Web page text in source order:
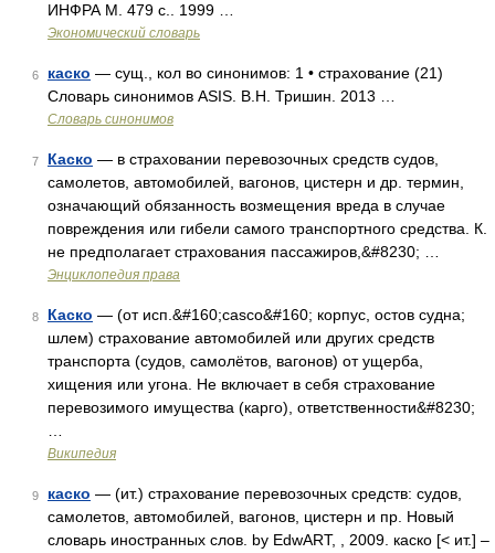
ИНФРА М. 479 с.. 1999 …
Экономический словарь
6 каско — сущ., кол во синонимов: 1 • страхование (21)
Словарь синонимов ASIS. В.Н. Тришин. 2013 …
Словарь синонимов
7 Каско — в страховании перевозочных средств судов,
самолетов, автомобилей, вагонов, цистерн и др. термин,
означающий обязанность возмещения вреда в случае
повреждения или гибели самого транспортного средства. К.
не предполагает страхования пассажиров,&#8230; …
Энциклопедия права
8 Каско — (от исп.&#160;casco&#160; корпус, остов судна;
шлем) страхование автомобилей или других средств
транспорта (судов, самолётов, вагонов) от ущерба,
хищения или угона. Не включает в себя страхование
перевозимого имущества (карго), ответственности&#8230;
Википедия
9 каско — (ит.) страхование перевозочных средств: судов,
самолетов, автомобилей, вагонов, цистерн и пр. Новый
словарь иностранных слов. by EdwART, , 2009. каско [< ит.] –